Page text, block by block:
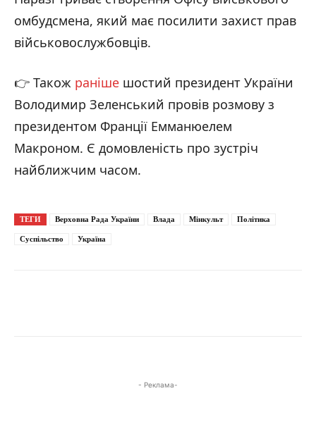
омбудсмена, який має посилити захист прав
військовослужбовців.
👉 Також раніше шостий президент України
Володимир Зеленський провів розмову з
президентом Франції Емманюелем
Макроном. Є домовленість про зустріч
найближчим часом.
ТЕГИ Верховна Рада України Влада Мінкульт Політика
Суспільство Україна
- Реклама-